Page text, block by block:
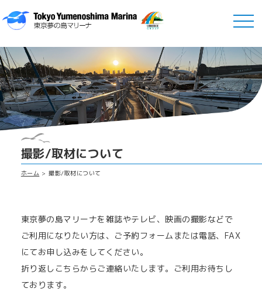
撮影/取材について
ホーム 撮影/取材について
東京夢の島マリーナを雑誌やテレビ、映画の撮影などで
ご利用になりたい方は、ご予約フォームまたは電話、FAX
にてお申し込みをしてください。
折り返しこちらからご連絡いたします。ご利用お待ちし
ております。